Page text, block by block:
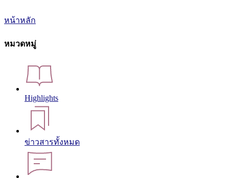
หน้าหลัก
หมวดหมู่
Highlights
ข่าวสารทั้งหมด